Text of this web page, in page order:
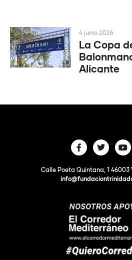
La Copa
Alicante
4 junio 2026
Calle Poeta Quintana, 1 46003